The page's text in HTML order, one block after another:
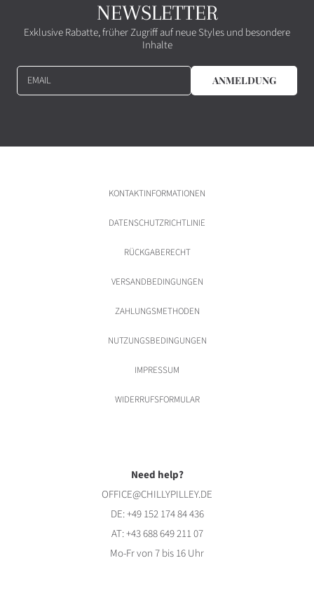
NEWSLETTER
Exklusive Rabatte, früher Zugriff auf neue Styles und besondere
Inhalte
EMAIL ANMELDUNG
KONTAKTINFORMATIONEN
DATENSCHUTZRICHTLINIE
RÜCKGABERECHT
VERSANDBEDINGUNGEN
ZAHLUNGSMETHODEN
NUTZUNGSBEDINGUNGEN
IMPRESSUM
WIDERRUFSFORMULAR
Need help?
OFFICE@CHILLYPILLEY.DE
DE:+49 152 174 84 436
AT:+43 688 649 211 07
Mo-Fr von 7 bis 16 Uhr